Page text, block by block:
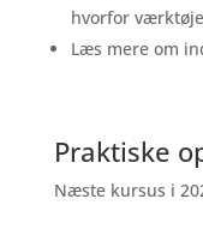
hvorfor
Læs mere om
Praktiske
Næste kursus i